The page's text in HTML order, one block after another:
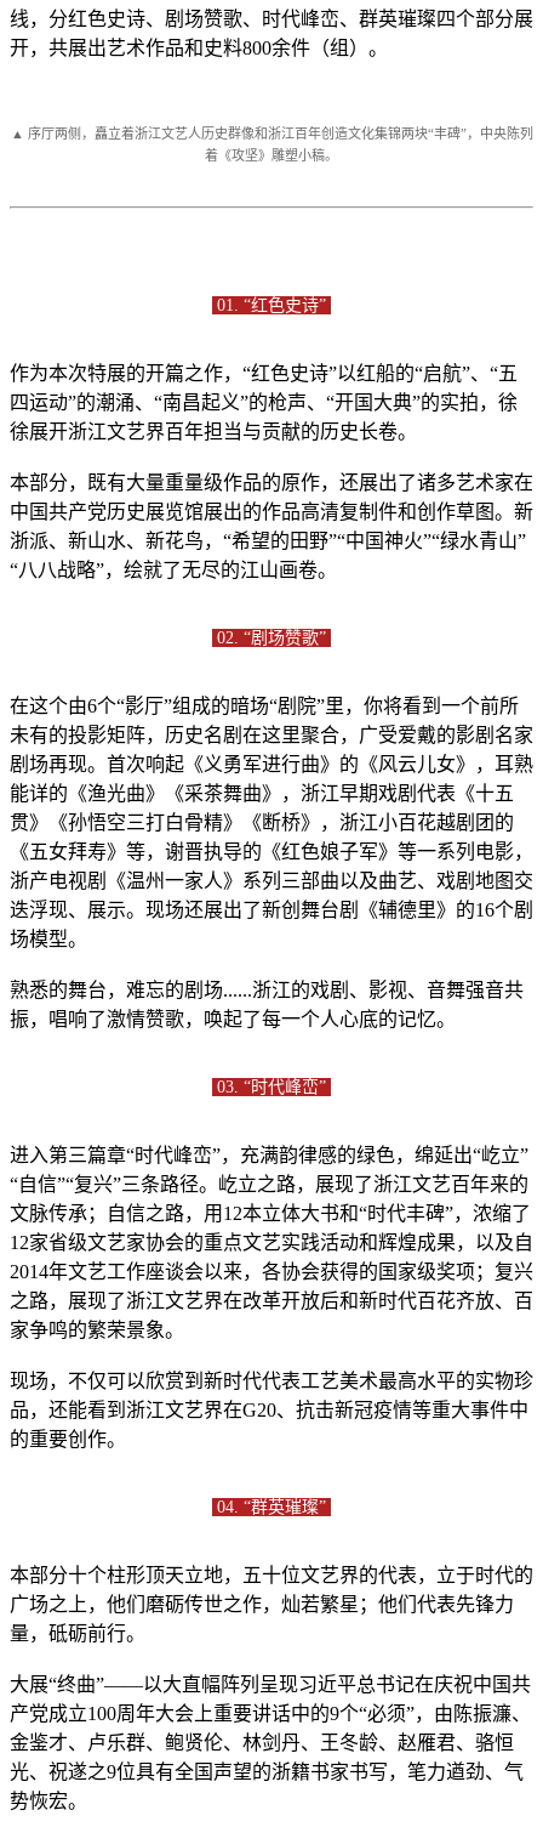
线，分红色史诗、剧场赞歌、时代峰峦、群英璀璨四个部分展
开，共展出艺术作品和史料800余件（组）。
▲ 序厅两侧，矗立着浙江文艺人历史群像和浙江百年创造文化集锦两块“丰碑”，中央陈列
着《攻坚》雕塑小稿。
01. “红色史诗”
作为本次特展的开篇之作，“红色史诗”以红船的“启航”、“五
四运动”的潮涌、“南昌起义”的枪声、“开国大典”的实拍，徐
徐展开浙江文艺界百年担当与贡献的历史长卷。
本部分，既有大量重量级作品的原作，还展出了诸多艺术家在
中国共产党历史展览馆展出的作品高清复制件和创作草图。新
浙派、新山水、新花鸟，“希望的田野”“中国神火”“绿水青山”
“八八战略”，绘就了无尽的江山画卷。
02. “剧场赞歌”
在这个由6个“影厅”组成的暗场“剧院”里，你将看到一个前所
未有的投影矩阵，历史名剧在这里聚合，广受爱戴的影剧名家
剧场再现。首次响起《义勇军进行曲》的《风云儿女》，耳熟
能详的《渔光曲》《采茶舞曲》，浙江早期戏剧代表《十五
贯》《孙悟空三打白骨精》《断桥》，浙江小百花越剧团的
《五女拜寿》等，谢晋执导的《红色娘子军》等一系列电影，
浙产电视剧《温州一家人》系列三部曲以及曲艺、戏剧地图交
迭浮现、展示。现场还展出了新创舞台剧《辅德里》的16个剧
场模型。
熟悉的舞台，难忘的剧场......浙江的戏剧、影视、音舞强音共
振，唱响了激情赞歌，唤起了每一个人心底的记忆。
03. “时代峰峦”
进入第三篇章“时代峰峦”，充满韵律感的绿色，绵延出“屹立”
“自信”“复兴”三条路径。屹立之路，展现了浙江文艺百年来的
文脉传承；自信之路，用12本立体大书和“时代丰碑”，浓缩了
12家省级文艺家协会的重点文艺实践活动和辉煌成果，以及自
2014年文艺工作座谈会以来，各协会获得的国家级奖项；复兴
之路，展现了浙江文艺界在改革开放后和新时代百花齐放、百
家争鸣的繁荣景象。
现场，不仅可以欣赏到新时代代表工艺美术最高水平的实物珍
品，还能看到浙江文艺界在G20、抗击新冠疫情等重大事件中
的重要创作。
04. “群英璀璨”
本部分十个柱形顶天立地，五十位文艺界的代表，立于时代的
广场之上，他们磨砺传世之作，灿若繁星；他们代表先锋力
量，砥砺前行。
大展“终曲”——以大直幅阵列呈现习近平总书记在庆祝中国共
产党成立100周年大会上重要讲话中的9个“必须”，由陈振濂、
金鉴才、卢乐群、鲍贤伦、林剑丹、王冬龄、赵雁君、骆恒
光、祝遂之9位具有全国声望的浙籍书家书写，笔力遒劲、气
势恢宏。